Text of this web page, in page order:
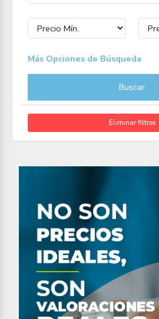
Más Opciones de Búsqueda
Buscar
Eliminar filtros